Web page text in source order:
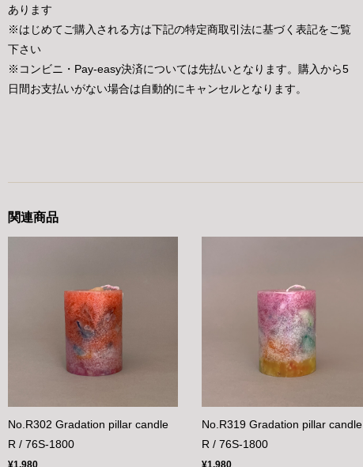
あります
※はじめてご購入される方は下記の特定商取引法に基づく表記をご覧
下さい
※コンビニ・Pay-easy決済については先払いとなります。購入から5
日間お支払いがない場合は自動的にキャンセルとなります。
関連商品
No.R302 Gradation pillar candle
R / 76S-1800
¥1,980
No.R319 Gradation pillar candle
R / 76S-1800
¥1,980